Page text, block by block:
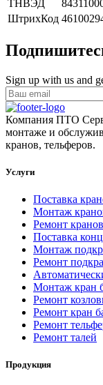
ТНВЭД
ШтрихКод
Sign up with us and
Компания ПТО
монтаже и
кранов, тельферов.
Услуги
Поставка
Монтаж
Ремонт кранов
Поставка
Монтаж
Ремонт
Монтаж кран
Ремонт
Ремонт кран
Ремонт
Ремонт талей
Продукция